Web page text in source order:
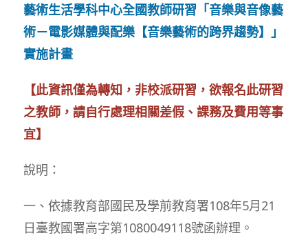
藝術生活學科中心全國教師研習「音樂與音像藝
術－電影媒體與配樂【音樂藝術的跨界趨勢】」
實施計畫
【此資訊僅為轉知，非校派研習，欲報名此研習
之教師，請自行處理相關差假、課務及費用等事
宜】
說明：
一、依據教育部國民及學前教育署108年5月21
日臺教國署高字第1080049118號函辦理。